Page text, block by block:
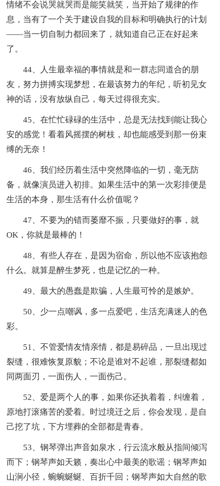
情绪不会说哭就哭而是能笑就笑，当开始了规律的作
息，当有了一个关于建设自我的目标和明确执行的计划
——当一切自制力都回来了，就知道自己正在好起来
了。
44、人生最幸福的事情就是和一群志同道合的朋
友，努力拼搏实现梦想，在最该努力的年纪，听初见女
神的话，没有放纵自己，每天过得很充实。
45、在忙忙碌碌的生活中，总是无法找到能让我心
安的感觉！看着风摇摆的树枝，却也能感受到那一份束
缚的无奈！
46、我们经历着生活中突然降临的一切，毫无防
备，就像演员进入初排。如果生活中的第一次彩排便是
生活的本身，那生活有什么价值呢？
47、不要为的错而萎靡不振，只要做好的事，就
OK，你就是最棒的！
48、有些人存在，是因为宿命，所以他不应该抱怨
什么。就算是醉生梦死，也是记忆的一种。
49、最大的愚蠢是欺骗，人生最可怜的是嫉妒。
50、少一点嘲讽，多一点爱吧，生活充满迷人的色
彩。
51、不管爱情友情亲情，都是易碎品，一旦出现过
裂缝，很难恢复原貌；不论是谁对不起谁，那裂缝都如
同两面刃，一面伤人，一面伤己。
52、爱是两个人的事，如果你还执着着，纠缠着，
原地打滚痛苦的爱着。时过境迁之后，你会发现，是自
己挖了坑，下方埋葬的全部都是青春。
53、钢琴弹出声音如泉水，行云流水般从指间倾泻
而下；钢琴声如天籁，奏出心中最美的歌谣；钢琴声如
山涧小径，蜿蜿蜒蜒、百折千回；钢琴声如大自然的歌